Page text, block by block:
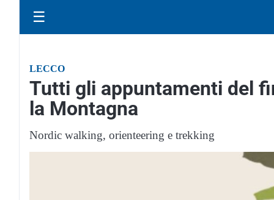
☰
LECCO
Tutti gli appuntamenti del
la Montagna
Nordic walking, orienteering e trekking